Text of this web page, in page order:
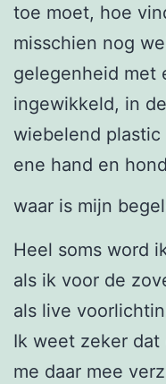
toe moet, hoe
misschien nog
gelegenheid met
ingewikkeld, in
wiebelend
ene hand en
waar is mijn
Heel soms word
als ik voor de
als live
Ik weet zeker
me daar mee